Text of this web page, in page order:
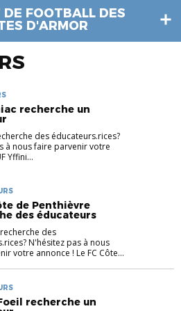
DE FOOTBALL DES
D'ARMOR
recherche un
des éducateurs.rices?
à nous faire parvenir votre
Yffini...
de Penthièvre
des éducateurs
des
N'hésitez pas à nous
votre annonce ! Le FC Côte...
Foeil recherche un